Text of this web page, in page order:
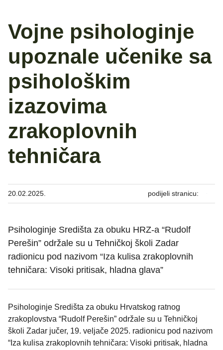
Vojne psihologinje
upoznale učenike sa
psihološkim
izazovima
zrakoplovnih
tehničara
20.02.2025. podijeli stranicu:
Psihologinje Središta za obuku HRZ-a “Rudolf
Perešin” održale su u Tehničkoj školi Zadar
radionicu pod nazivom “Iza kulisa zrakoplovnih
tehničara: Visoki pritisak, hladna glava”
Psihologinje Središta za obuku Hrvatskog ratnog
zrakoplovstva “Rudolf Perešin” održale su u Tehničkoj
školi Zadar jučer, 19. veljače 2025. radionicu pod nazivom
“Iza kulisa zrakoplovnih tehničara: Visoki pritisak, hladna